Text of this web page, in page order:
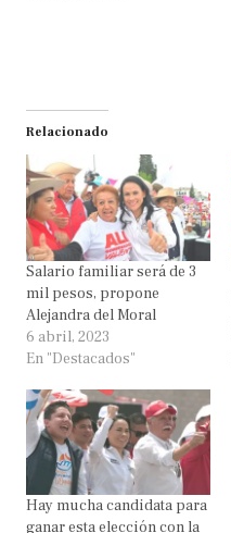
Relacionado
Salario familiar será de 3
mil pesos, propone
Alejandra del Moral
6 abril, 2023
En "Destacados"
Hay mucha candidata para
ganar esta elección con la